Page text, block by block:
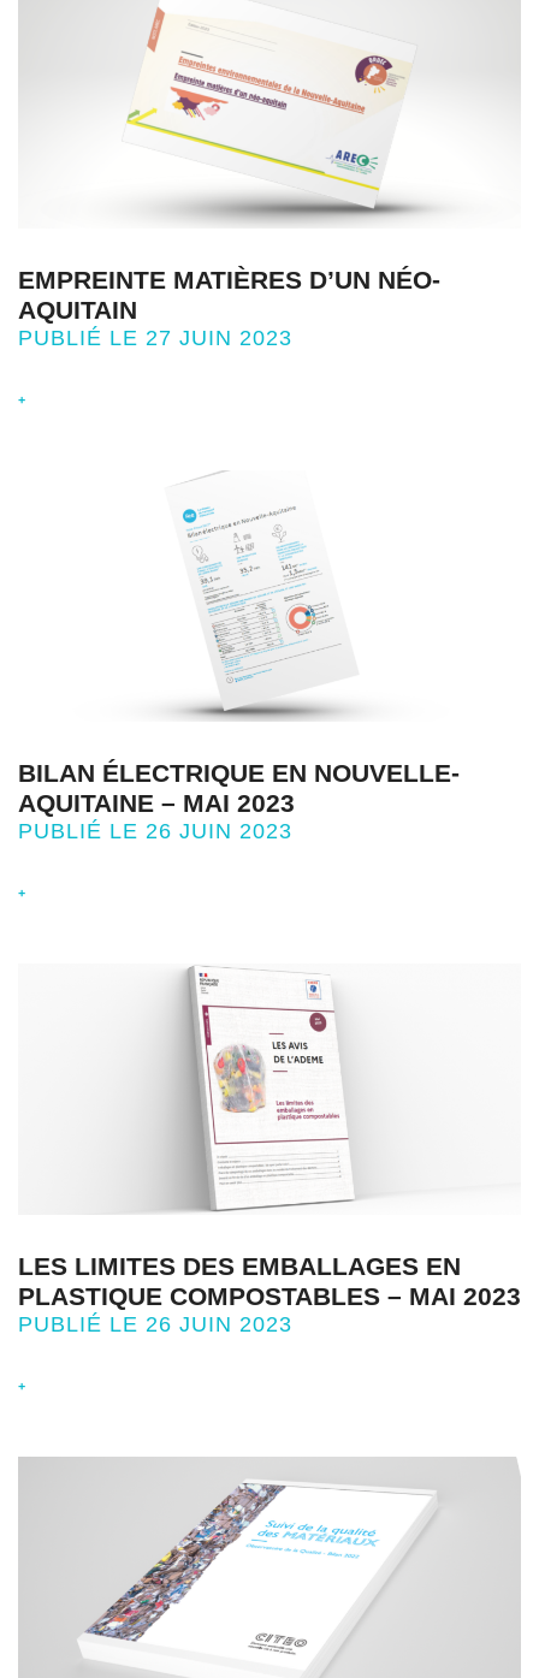
EMPREINTE MATIÈRES D’UN NÉO-
AQUITAIN
PUBLIÉ LE 27 JUIN 2023
+
BILAN ÉLECTRIQUE EN NOUVELLE-
AQUITAINE – MAI 2023
PUBLIÉ LE 26 JUIN 2023
+
LES LIMITES DES EMBALLAGES EN
PLASTIQUE COMPOSTABLES – MAI 2023
PUBLIÉ LE 26 JUIN 2023
+